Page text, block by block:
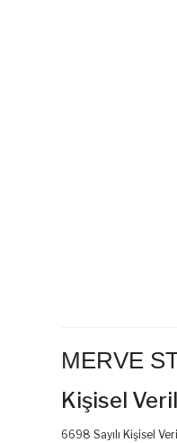
MERVE
Kişisel
6698 Sayılı Kişisel